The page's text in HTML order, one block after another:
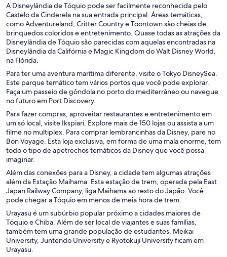
A Disneylândia de Tóquio pode ser facilmente reconhecida pelo
Castelo da Cinderela na sua entrada principal. Áreas temáticas,
como Adventureland, Critter Country e Toontown são cheias de
brinquedos coloridos e entretenimento. Quase todas as atrações da
Disneylândia de Tóquio são parecidas com aquelas encontradas na
Disneylândia da Califórnia e Magic Kingdom do Walt Disney World,
na Flórida.
Para ter uma aventura marítima diferente, visite o Tokyo DisneySea.
Este parque temático tem vários portos que você pode explorar.
Faça um passeio de gôndola no porto do mediterrâneo ou navegue
no futuro em Port Discovery.
Para fazer compras, aproveitar restaurantes e entretenimento em
um só local, visite Ikspiari. Explore mais de 150 lojas ou assista a um
filme no multiplex. Para comprar lembrancinhas da Disney, pare no
Bon Voyage. Esta loja exclusiva, em forma de uma mala enorme, tem
todo o tipo de apetrechos temáticos da Disney que você possa
imaginar.
Além das conexões para a Disney, a cidade tem algumas atrações
além da Estação Maihama. Esta estação de trem, operada pela East
Japan Railway Company, liga Maihama ao resto do Japão. Você
pode chegar a Tóquio em menos de meia hora de trem.
Urayasu é um subúrbio popular próximo a cidades maiores de
Tóquio e Chiba. Além de ser local de viajantes e suas famílias,
também tem uma grande população de estudantes. Meikai
University, Juntendo University e Ryotokuji University ficam em
Urayasu.